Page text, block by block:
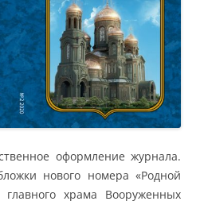
оформление журнала.
нового номера «Родной
храма Вооруженных